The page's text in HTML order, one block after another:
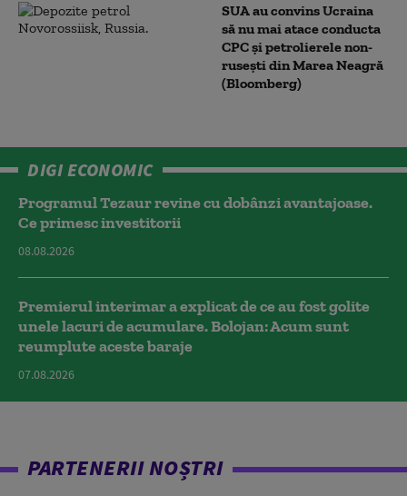
SUA au convins Ucraina
să nu mai atace conducta
CPC şi petrolierele non-
ruseşti din Marea Neagră
(Bloomberg)
DIGI ECONOMIC
Programul Tezaur revine cu dobânzi avantajoase.
Ce primesc investitorii
08.08.2026
Premierul interimar a explicat de ce au fost golite
unele lacuri de acumulare. Bolojan: Acum sunt
reumplute aceste baraje
07.08.2026
PARTENERII NOȘTRI